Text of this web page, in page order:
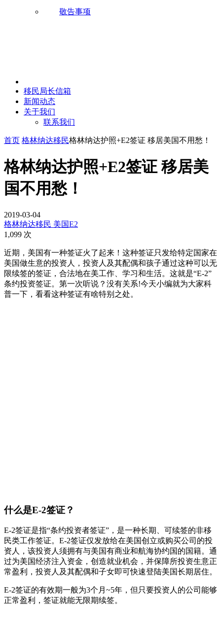
敬告事项
移民局长信箱
新闻动态
关于我们
联系我们
首页 格林纳达移民格林纳达护照+E2签证 移居美国不用愁！
格林纳达护照+E2签证 移居美
国不用愁！
2019-03-04
格林纳达移民 美国E2
1,099 次
近期，美国有一种签证火了起来！这种签证只发给特定国家在
美国做生意的投资人，投资人及其配偶和孩子通过这种可以无
限续签的签证，合法地在美工作、学习和生活。这就是“E-2”
条约投资签证。第一次听说？没有关系!今天小编就为大家科
普一下，看看这种签证有啥特别之处。
什么是E-2签证？
E-2签证是指“条约投资者签证”，是一种长期、可续签的非移
民类工作签证。E-2签证仅发放给在美国创立或购买公司的投
资人，该投资人须拥有与美国有商业和航海协约国的国籍。通
过为美国经济注入资金，创造就业机会，并保障所投资生意正
常盈利，投资人及其配偶和子女即可快速登陆美国长期居住。
E-2签证的有效期一般为3个月~5年，但只要投资人的公司能够
正常盈利，签证就能无限期续签。